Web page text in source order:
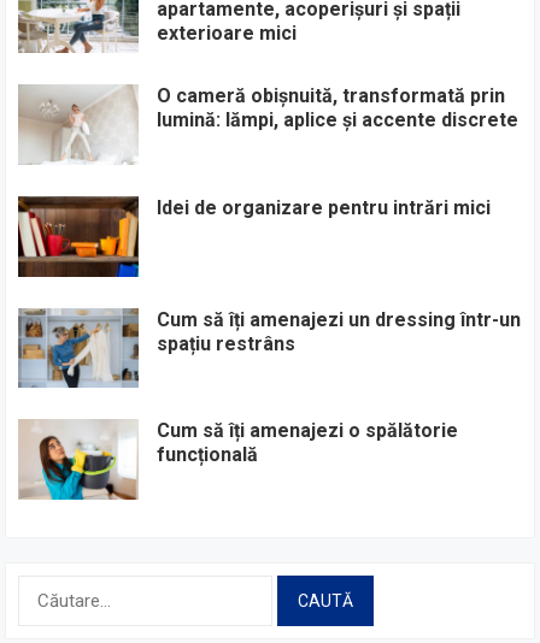
apartamente, acoperișuri și spații
exterioare mici
O cameră obișnuită, transformată prin
lumină: lămpi, aplice și accente discrete
Idei de organizare pentru intrări mici
Cum să îți amenajezi un dressing într-un
spațiu restrâns
Cum să îți amenajezi o spălătorie
funcțională
Caută